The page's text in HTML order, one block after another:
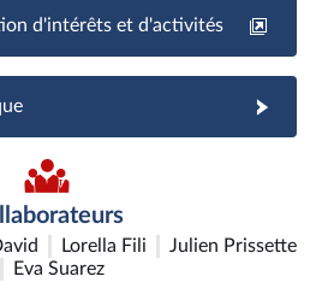
d'intérêts et d'activités
Lorella Fili
Julien Prissette
Eva Suarez